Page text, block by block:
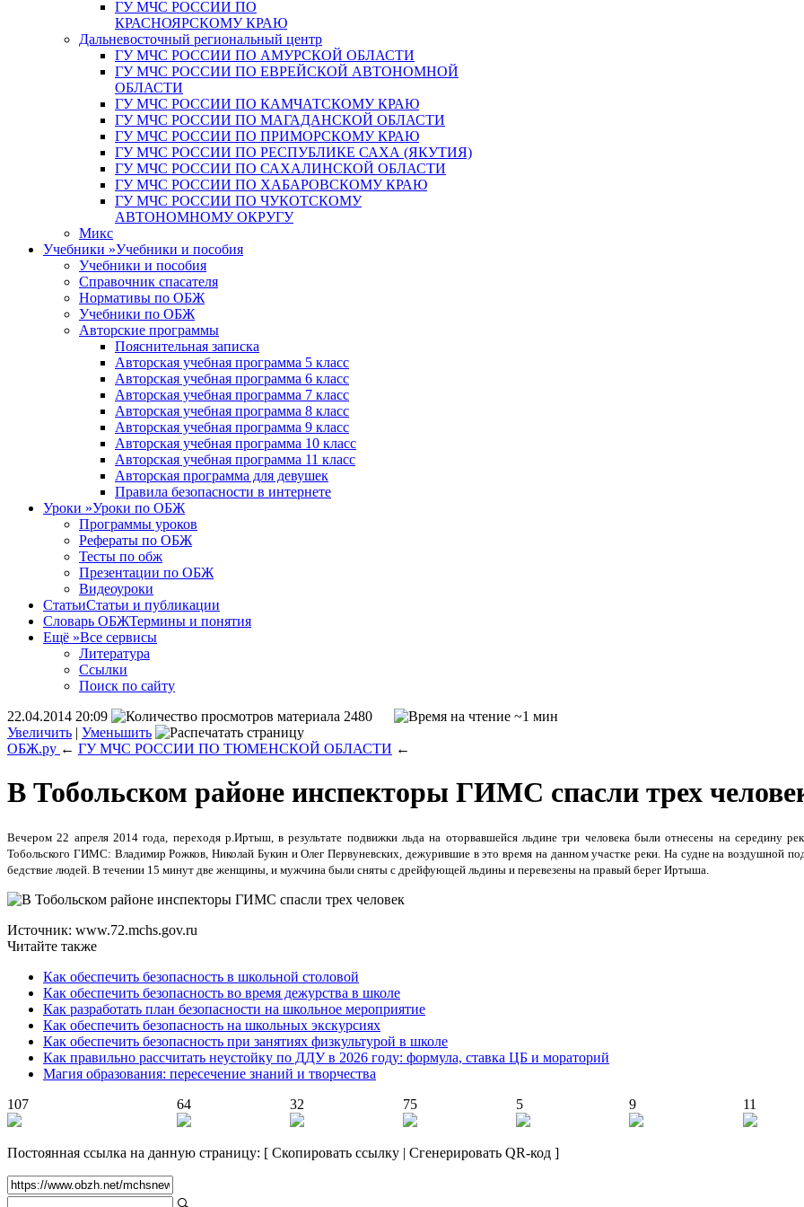
ГУ МЧС РОССИИ ПО
КРАСНОЯРСКОМУ КРАЮ
Дальневосточный региональный центр
ГУ МЧС РОССИИ ПО АМУРСКОЙ ОБЛАСТИ
ГУ МЧС РОССИИ ПО ЕВРЕЙСКОЙ АВТОНОМНОЙ
ОБЛАСТИ
ГУ МЧС РОССИИ ПО КАМЧАТСКОМУ КРАЮ
ГУ МЧС РОССИИ ПО МАГАДАНСКОЙ ОБЛАСТИ
ГУ МЧС РОССИИ ПО ПРИМОРСКОМУ КРАЮ
ГУ МЧС РОССИИ ПО РЕСПУБЛИКЕ САХА (ЯКУТИЯ)
ГУ МЧС РОССИИ ПО САХАЛИНСКОЙ ОБЛАСТИ
ГУ МЧС РОССИИ ПО ХАБАРОВСКОМУ КРАЮ
ГУ МЧС РОССИИ ПО ЧУКОТСКОМУ
АВТОНОМНОМУ ОКРУГУ
Микс
Учебники »Учебники и пособия
Учебники и пособия
Справочник спасателя
Нормативы по ОБЖ
Учебники по ОБЖ
Авторские программы
Пояснительная записка
Авторская учебная программа 5 класс
Авторская учебная программа 6 класс
Авторская учебная программа 7 класс
Авторская учебная программа 8 класс
Авторская учебная программа 9 класс
Авторская учебная программа 10 класс
Авторская учебная программа 11 класс
Авторская программа для девушек
Правила безопасности в интернете
Уроки »Уроки по ОБЖ
Программы уроков
Рефераты по ОБЖ
Тесты по обж
Презентации по ОБЖ
Видеоуроки
СтатьиСтатьи и публикации
Словарь ОБЖТермины и понятия
Ещё »Все сервисы
Литература
Ссылки
Поиск по сайту
22.04.2014 20:09
2480
~1 мин
Увеличить | Уменьшить
ОБЖ.ру ← ГУ МЧС РОССИИ ПО ТЮМЕНСКОЙ ОБЛАСТИ ←
В Тобольском районе инспекторы ГИМС спасли трех
Вечером 22 апреля 2014 года, переходя р.Иртыш, в результате подвижки льда на оторвавшейся льдине три человека были отнесены на середину
Тобольского ГИМС: Владимир Рожков, Николай Букин и Олег Первуневских, дежурившие в это время на данном участке реки. На судне на воздушной
бедствие людей. В течении 15 минут две женщины, и мужчина были сняты с дрейфующей льдины и перевезены на правый берег Иртыша.
Источник: www.72.mchs.gov.ru
Читайте также
Как обеспечить безопасность в школьной столовой
Как обеспечить безопасность во время дежурства в школе
Как разработать план безопасности на школьное мероприятие
Как обеспечить безопасность на школьных экскурсиях
Как обеспечить безопасность при занятиях физкультурой в школе
Как правильно рассчитать неустойку по ДДУ в 2026 году: формула, ставка ЦБ и мораторий
Магия образования: пересечение знаний и творчества
107
64 32 75 5 9 11
Постоянная ссылка на данную страницу: [ Скопировать ссылку | Сгенерировать QR-код ]